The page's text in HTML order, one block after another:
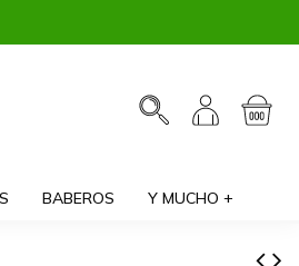
BABEROS Y MUCHO +